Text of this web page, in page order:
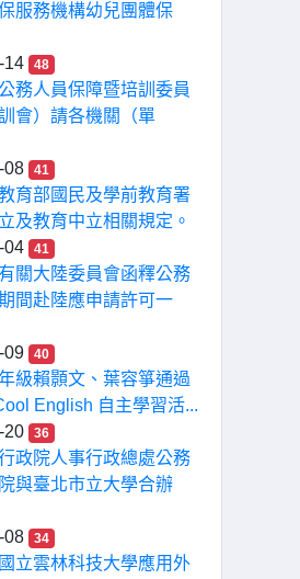
服務機構幼兒團體保
14
48
務人員保障暨培訓委員
會）請各機關（單
08
41
育部國民及學前教育署
及教育中立相關規定。
04
41
關大陸委員會函釋公務
間赴陸應申請許可一
09
40
級賴顥文、葉容箏通過
English 自主學習活...
20
36
政院人事行政總處公務
與臺北市立大學合辦
08
34
立雲林科技大學應用外